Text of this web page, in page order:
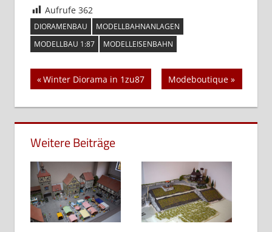
Aufrufe 362
DIORAMENBAU
MODELLBAHNANLAGEN
MODELLBAU 1:87
MODELLEISENBAHN
Beitragsnavigation
Vorheriger
Winter Diorama in 1zu87
Nächster
Modeboutique
Weitere Beiträge